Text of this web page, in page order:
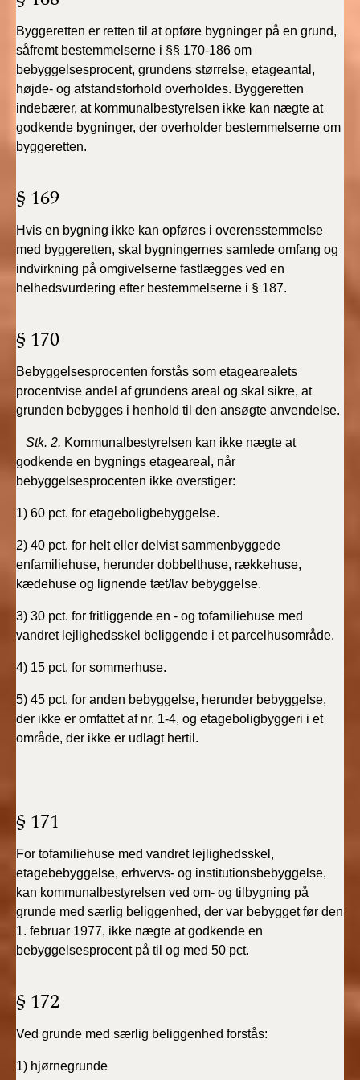
2022)
BR18 (1/1 - 30/6
2022)
BR18 (29/6 - 31/12
2021)
2020)
BR18 (10/3-30/6
2020)
BR18 (1/1-9/3 2020)
BR18 (4/7-31/12
2019)
BR18 (1/7-31/12
2018)
BR18 (1/1-30/6
2018)
BR15 (2015-2018)
Tidligere BR (1961-
2010)
Byggeretten er retten til at opføre bygninger på en grund,
såfremt bestemmelserne i §§ 170-186 om
bebyggelsesprocent, grundens størrelse, etageantal,
højde- og afstandsforhold overholdes. Byggeretten
indebærer, at kommunalbestyrelsen ikke kan nægte at
godkende bygninger, der overholder bestemmelserne om
byggeretten.
§ 169
Hvis en bygning ikke kan opføres i overensstemmelse
med byggeretten, skal bygningernes samlede omfang og
indvirkning på omgivelserne fastlægges ved en
helhedsvurdering efter bestemmelserne i § 187.
§ 170
Bebyggelsesprocenten forstås som etagearealets
procentvise andel af grundens areal og skal sikre, at
grunden bebygges i henhold til den ansøgte anvendelse.
Stk. 2. Kommunalbestyrelsen kan ikke nægte at
godkende en bygnings etageareal, når
bebyggelsesprocenten ikke overstiger:
1) 60 pct. for etageboligbebyggelse.
2) 40 pct. for helt eller delvist sammenbyggede
enfamiliehuse, herunder dobbelthuse, rækkehuse,
kædehuse og lignende tæt/lav bebyggelse.
3) 30 pct. for fritliggende en - og tofamiliehuse med
vandret lejlighedsskel beliggende i et parcelhusområde.
4) 15 pct. for sommerhuse.
5) 45 pct. for anden bebyggelse, herunder bebyggelse,
der ikke er omfattet af nr. 1-4, og etageboligbyggeri i et
område, der ikke er udlagt hertil.
§ 171
For tofamiliehuse med vandret lejlighedsskel,
etagebebyggelse, erhvervs- og institutionsbebyggelse,
kan kommunalbestyrelsen ved om- og tilbygning på
grunde med særlig beliggenhed, der var bebygget før den
1. februar 1977, ikke nægte at godkende en
bebyggelsesprocent på til og med 50 pct.
§ 172
Ved grunde med særlig beliggenhed forstås:
1) hjørnegrunde